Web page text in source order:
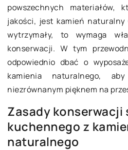
powszechnych
jakości, jest kamień
wytrzymały, to wymaga
konserwacji. W tym
odpowiednio dbać o
kamienia naturalnego,
niezrównanym pięknem na
Zasady konserwacji
kuchennego z
naturalnego